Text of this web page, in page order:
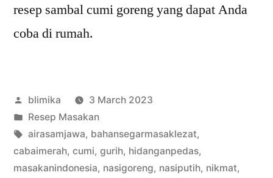
resep sambal cumi goreng yang dapat Anda
coba di rumah.
Posted
by
blimika
3 March 2023
Posted
in
Resep Masakan
Tags:
airasamjawa, bahansegarmasaklezat,
cabaimerah, cumi, gurih, hidanganpedas,
masakanindonesia, nasigoreng, nasiputih, nikmat,